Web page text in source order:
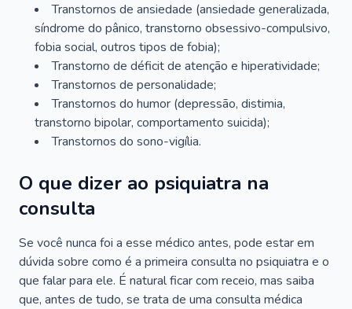
Transtornos de ansiedade (ansiedade generalizada,
síndrome do pânico, transtorno obsessivo-compulsivo,
fobia social, outros tipos de fobia);
Transtorno de déficit de atenção e hiperatividade;
Transtornos de personalidade;
Transtornos do humor (depressão, distimia,
transtorno bipolar, comportamento suicida);
Transtornos do sono-vigília.
O que dizer ao psiquiatra na
consulta
Se você nunca foi a esse médico antes, pode estar em
dúvida sobre como é a primeira consulta no psiquiatra e o
que falar para ele. É natural ficar com receio, mas saiba
que, antes de tudo, se trata de uma consulta médica